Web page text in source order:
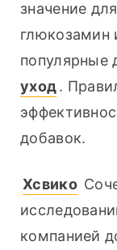
значение
глюкозамин
популярные
уход.
добавок.
Хсвико
компанией